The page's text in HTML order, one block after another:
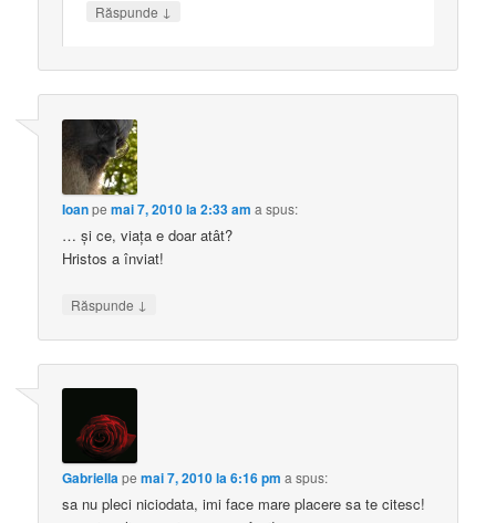
Răspunde ↓
Ioanpemai 7, 2010 la 2:33 am a spus:
… şi ce, viaţa e doar atât?
Hristos a înviat!
Răspunde ↓
Gabriellapemai 7, 2010 la 6:16 pm a spus:
sa nu pleci niciodata, imi face mare placere sa te citesc!